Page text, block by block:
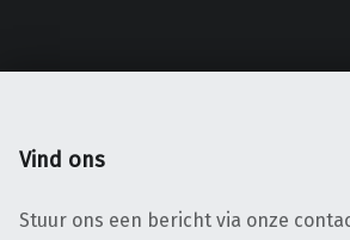
Vind ons
Stuur ons een bericht via onze